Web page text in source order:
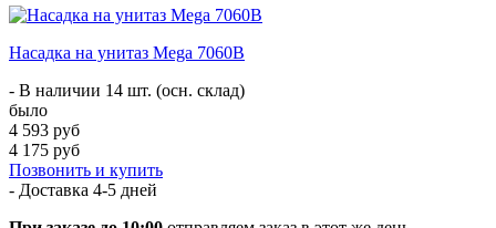
Насадка на унитаз Mega 7060B
- В наличии 14 шт. (осн. склад)
было
4 593 руб
4 175 руб
Позвонить и купить
- Доставка 4-5 дней